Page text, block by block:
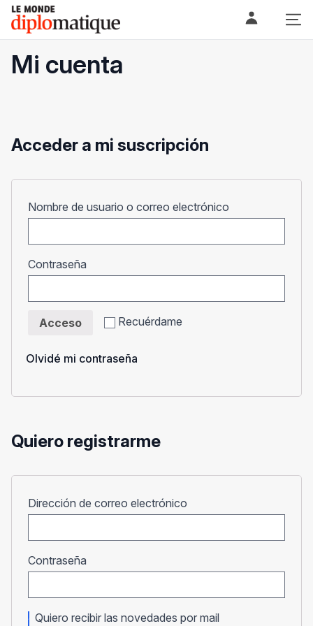
Skip
content
Le monde diplomatique
Mi cuenta
Acceder a mi suscripción
Nombre de usuario o correo electrónico
Contraseña
Recuérdame
Acceso
Olvidé mi contraseña
Quiero registrarme
Dirección de correo electrónico
Contraseña
Quiero recibir las novedades por mail